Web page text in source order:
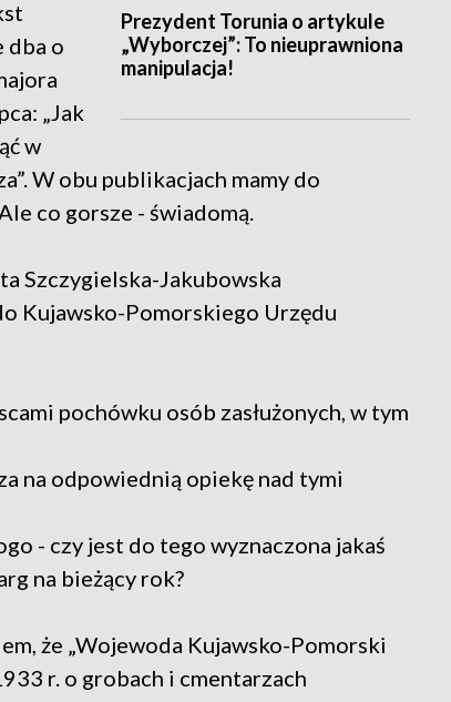
Prezydent Torunia o artykule
„Wyborczej”: To nieuprawniona
manipulacja!
dba o
„Jak
w
W obu publikacjach mamy do
co gorsze - świadomą.
Szczygielska-Jakubowska
Kujawsko-Pomorskiego Urzędu
pochówku osób zasłużonych, w tym
na odpowiednią opiekę nad tymi
- czy jest do tego wyznaczona jakaś
na bieżący rok?
że „Wojewoda Kujawsko-Pomorski
r. o grobach i cmentarzach